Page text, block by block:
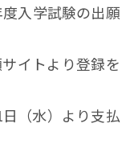
入学試験の出願
イトより登録を
（水）より支払